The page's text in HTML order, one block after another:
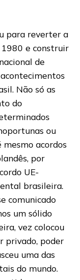
para reverter a
1980 e construir
de
Não só as
do
ou
acordos
por
UE-
brasileira.
comunicado
um sólido
vez colocou
privado, poder
uma das
do mundo.